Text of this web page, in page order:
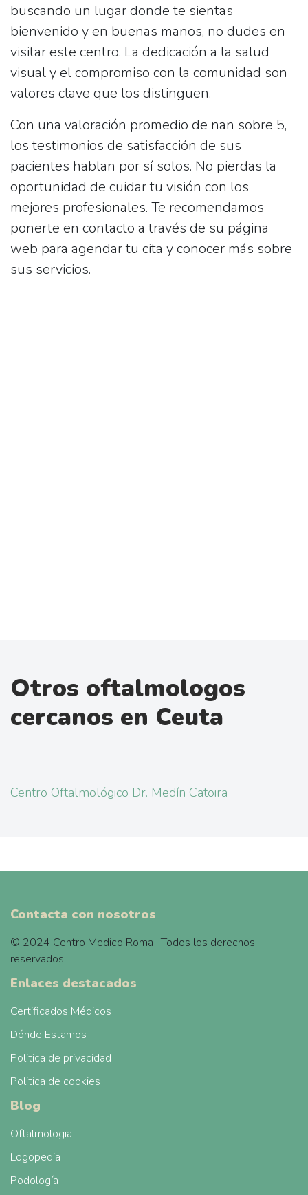
buscando un lugar donde te sientas
bienvenido y en buenas manos, no dudes en
visitar este centro. La dedicación a la salud
visual y el compromiso con la comunidad son
valores clave que los distinguen.
Con una valoración promedio de nan sobre 5,
los testimonios de satisfacción de sus
pacientes hablan por sí solos. No pierdas la
oportunidad de cuidar tu visión con los
mejores profesionales. Te recomendamos
ponerte en contacto a través de su página
web para agendar tu cita y conocer más sobre
sus servicios.
Otros oftalmologos
cercanos en Ceuta
Centro Oftalmológico Dr. Medín Catoira
Contacta con nosotros
© 2024 Centro Medico Roma · Todos los derechos
reservados
Enlaces destacados
Certificados Médicos
Dónde Estamos
Politica de privacidad
Politica de cookies
Blog
Oftalmologia
Logopedia
Podología